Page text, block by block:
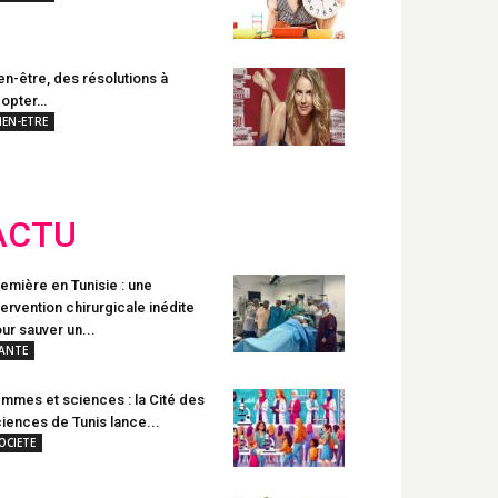
être, des résolutions à
ETRE
en Tunisie : une
chirurgicale inédite
sauver un...
et sciences : la Cité des
de Tunis lance...